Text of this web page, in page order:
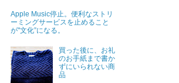
Apple Music停止。便利なストリ
ーミングサービスを止めること
が"文化”になる。
買った後に、お礼
のお手紙まで書か
ずにいられない商
品